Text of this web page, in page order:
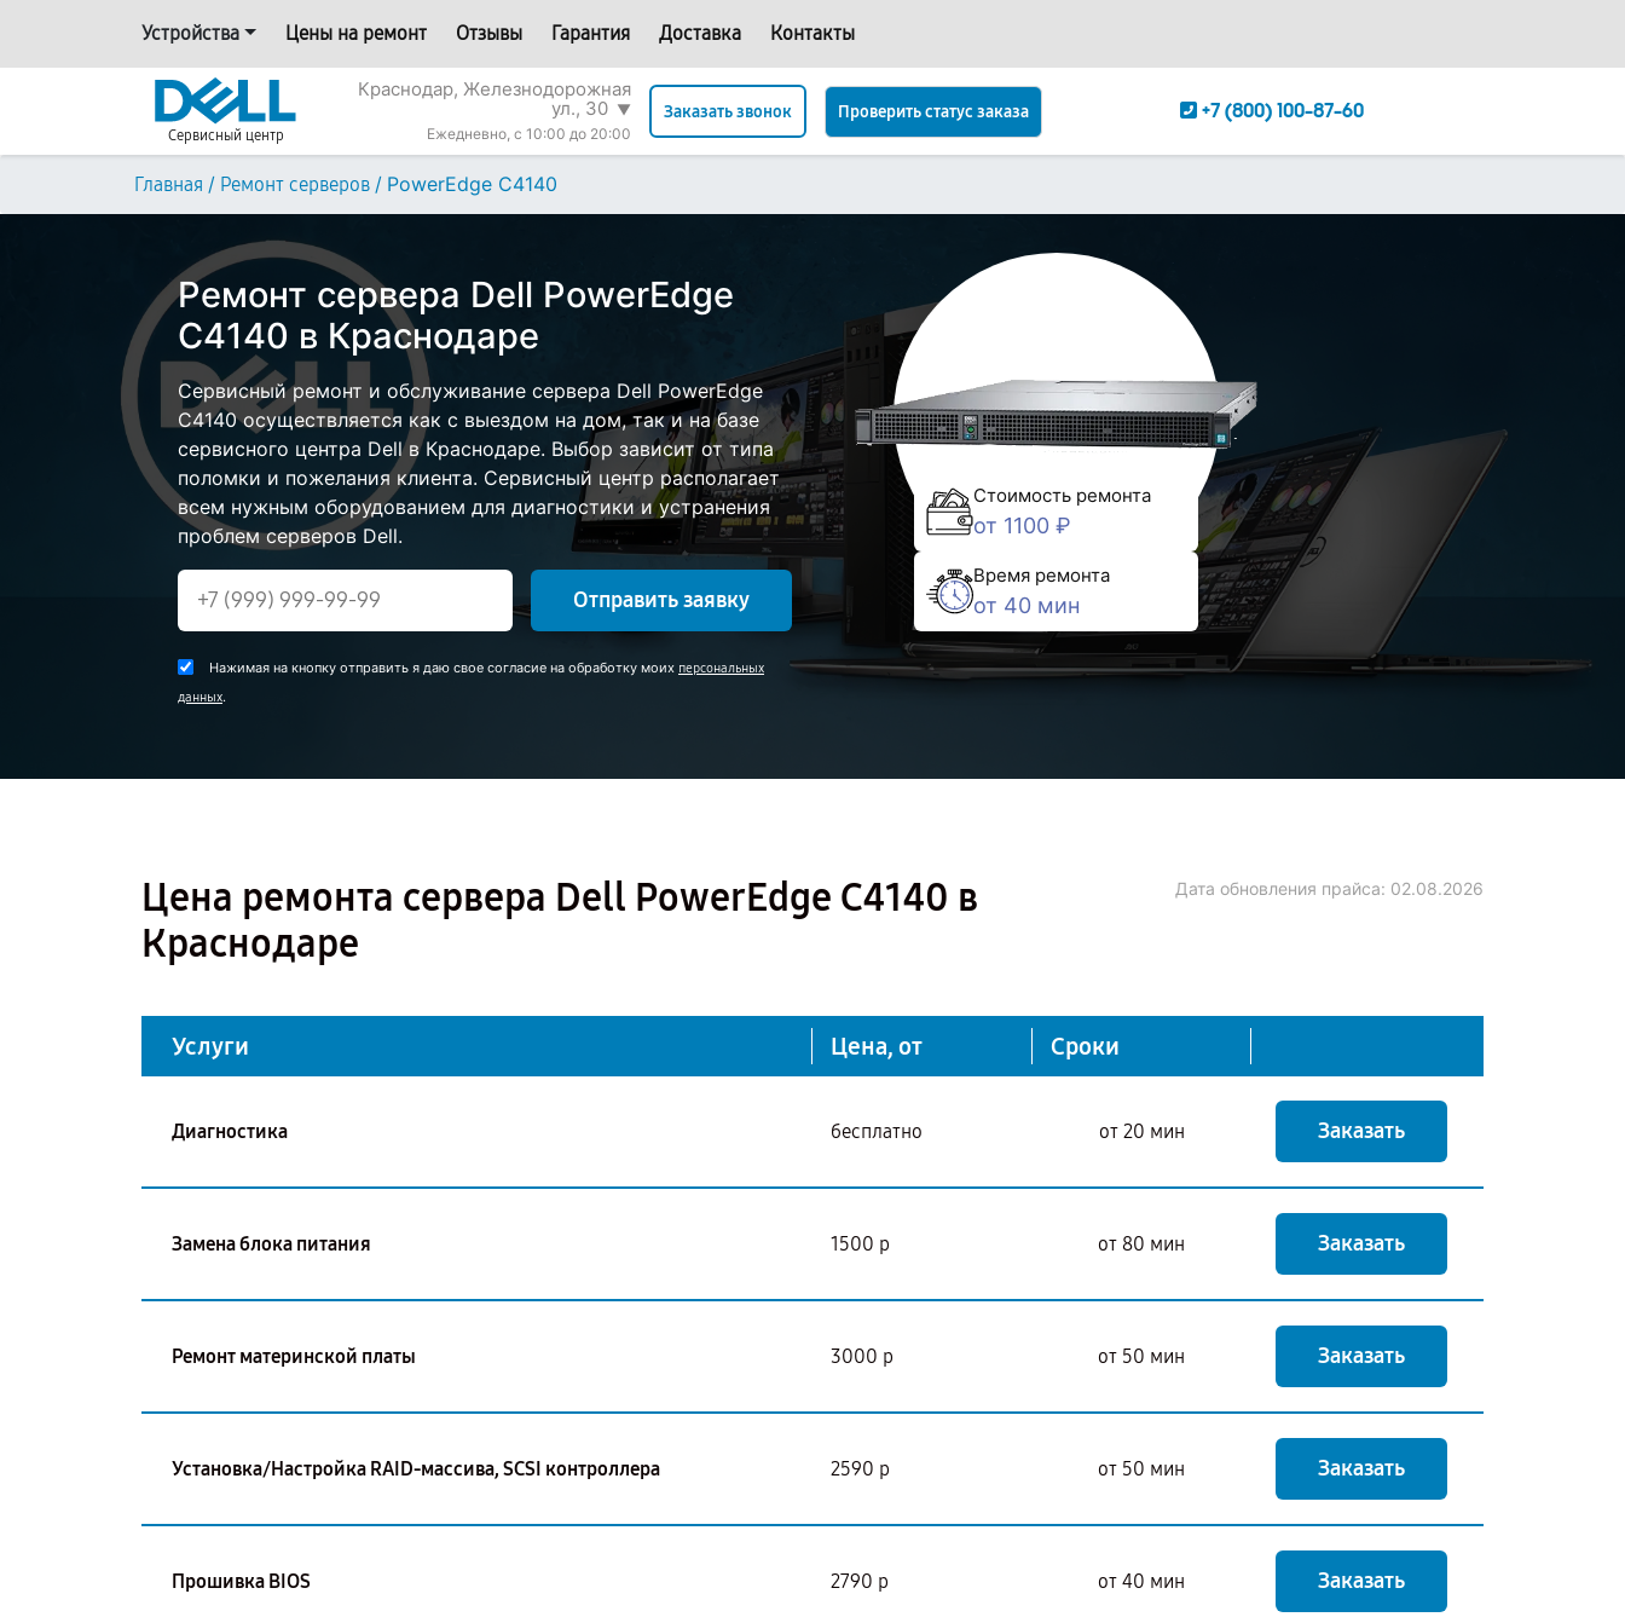
Устройства Цены на ремонт Отзывы Гарантия Доставка Контакты
Сервисный центр
Краснодар, Железнодорожная
ул., 30 ▼
Ежедневно, с 10:00 до 20:00
Заказать звонок Проверить статус заказа +7 (800) 100-87-60
Главная / Ремонт серверов / PowerEdge C4140
Ремонт сервера Dell PowerEdge
C4140 в Краснодаре
Сервисный ремонт и обслуживание сервера Dell PowerEdge
C4140 осуществляется как с выездом на дом, так и на базе
сервисного центра Dell в Краснодаре. Выбор зависит от типа
поломки и пожелания клиента. Сервисный центр располагает
всем нужным оборудованием для диагностики и устранения
проблем серверов Dell.
Отправить заявку
Нажимая на кнопку отправить я даю свое согласие на обработку моих персональных
данных.
Стоимость ремонта
от 1100 ₽
Время ремонта
от 40 мин
Цена ремонта сервера Dell PowerEdge C4140 в
Краснодаре
Дата обновления прайса: 02.08.2026
Услуги Цена, от Сроки
Диагностика бесплатно от 20 мин Заказать
Замена блока питания 1500 р от 80 мин Заказать
Ремонт материнской платы 3000 р от 50 мин Заказать
Установка/Настройка RAID-массива, SCSI контроллера 2590 р от 50 мин Заказать
Прошивка BIOS 2790 р от 40 мин Заказать